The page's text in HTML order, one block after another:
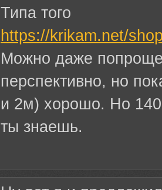
Типа того
https://krikam.net/
Можно даже
перспективно, но
и 2м) хорошо. Но
ты знаешь.